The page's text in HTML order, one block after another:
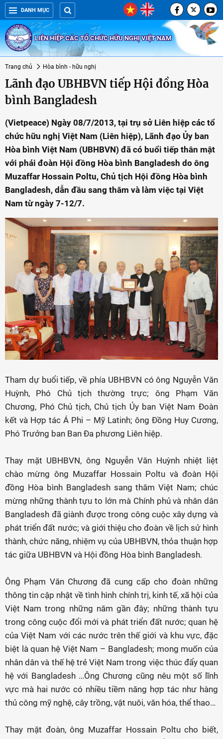
DANH MỤC
LIÊN HIỆP CÁC TỔ CHỨC HỮU NGHỊ VIỆT NAM
Trang chủ Hòa bình - hữu nghị
Lãnh đạo UBHBVN tiếp Hội đồng Hòa
bình Bangladesh
(Vietpeace) Ngày 08/7/2013, tại trụ sở Liên hiệp các tổ
chức hữu nghị Việt Nam (Liên hiệp), Lãnh đạo Ủy ban
Hòa bình Việt Nam (UBHBVN) đã có buổi tiếp thân mật
với phái đoàn Hội đồng Hòa bình Bangladesh do ông
Muzaffar Hossain Poltu, Chủ tịch Hội đồng Hòa bình
Bangladesh, dẫn đầu sang thăm và làm việc tại Việt
Nam từ ngày 7-12/7.
Tham dự buổi tiếp, về phía UBHBVN có ông Nguyễn Văn
Huỳnh, Phó Chủ tịch thường trực; ông Phạm Văn
Chương, Phó Chủ tịch, Chủ tịch Ủy ban Việt Nam Đoàn
kết và Hợp tác Á Phi – Mỹ Latinh; ông Đồng Huy Cương,
Phó Trưởng ban Ban Đa phương Liên hiệp.
Thay mặt UBHBVN, ông Nguyễn Văn Huỳnh nhiệt liệt
chào mừng ông Muzaffar Hossain Poltu và đoàn Hội
đồng Hòa bình Bangladesh sang thăm Việt Nam; chúc
mừng những thành tựu to lớn mà Chính phủ và nhân dân
Bangladesh đã giành được trong công cuộc xây dựng và
phát triển đất nước; và giới thiệu cho đoàn về lịch sử hình
thành, chức năng, nhiệm vụ của UBHBVN, thỏa thuận hợp
tác giữa UBHBVN và Hội đồng Hòa bình Bangladesh.
Ông Phạm Văn Chương đã cung cấp cho đoàn những
thông tin cập nhật về tình hình chính trị, kinh tế, xã hội của
Việt Nam trong những năm gần đây; những thành tựu
trong công cuộc đổi mới và phát triển đất nước; quan hệ
của Việt Nam với các nước trên thế giới và khu vực, đặc
biệt là quan hệ Việt Nam – Bangladesh; mong muốn của
nhân dân và thế hệ trẻ Việt Nam trong việc thúc đẩy quan
hệ với Bangladesh …Ông Chương cũng nêu một số lĩnh
vực mà hai nước có nhiều tiềm năng hợp tác như hàng
thủ công mỹ nghệ, cây trồng, vật nuôi, văn hóa, thể thao…
Thay mặt đoàn, ông Muzaffar Hossain Poltu cho biết,